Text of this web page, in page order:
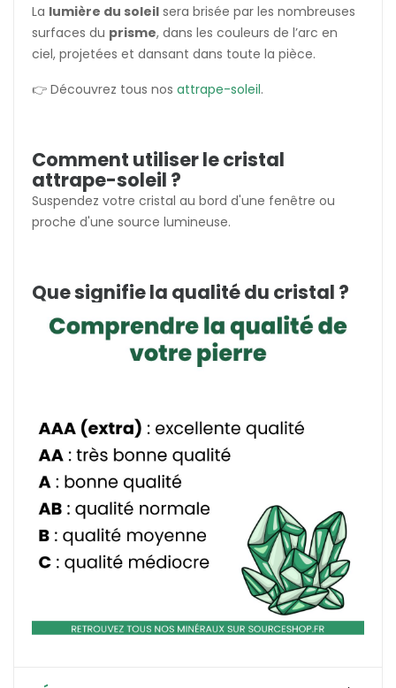
La lumière du soleil sera brisée par les nombreuses
surfaces du prisme, dans les couleurs de l’arc en
ciel, projetées et dansant dans toute la pièce.
👉 Découvrez tous nos attrape-soleil.
Comment utiliser le cristal
attrape-soleil ?
Suspendez votre cristal au bord d'une fenêtre ou
proche d'une source lumineuse.
Que signifie la qualité du cristal ?